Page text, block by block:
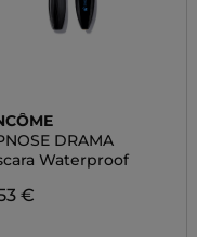
DRAMA
Waterproof
€